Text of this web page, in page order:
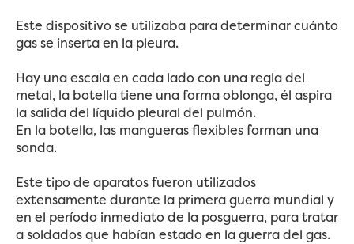
Este dispositivo se utilizaba para determinar cuánto
gas se inserta en la pleura.
Hay una escala en cada lado con una regla del
metal, la botella tiene una forma oblonga, él aspira
la salida del líquido pleural del pulmón.
En la botella, las mangueras flexibles forman una
sonda.
Este tipo de aparatos fueron utilizados
extensamente durante la primera guerra mundial y
en el período inmediato de la posguerra, para tratar
a soldados que habían estado en la guerra del gas.